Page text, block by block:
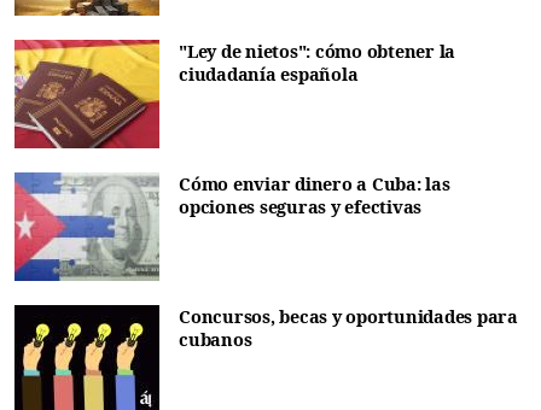
"Ley de nietos": cómo obtener la
ciudadanía española
Cómo enviar dinero a Cuba: las
opciones seguras y efectivas
Concursos, becas y oportunidades para
cubanos